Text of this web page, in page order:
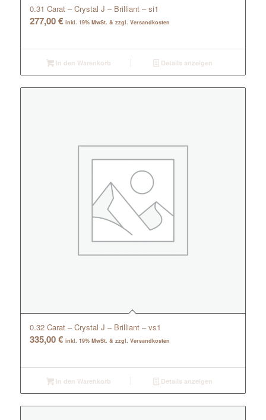
0.31 Carat – Crystal J – Brilliant – si1
277,00€ inkl. 19% MwSt. & zzgl. Versandkosten
In den Warenkorb Details anzeigen
0.32 Carat – Crystal J – Brilliant – vs1
335,00€ inkl. 19% MwSt. & zzgl. Versandkosten
In den Warenkorb Details anzeigen